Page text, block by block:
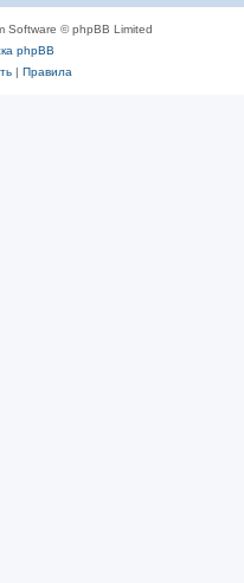
Software © phpBB Limited
phpBB
| Правила